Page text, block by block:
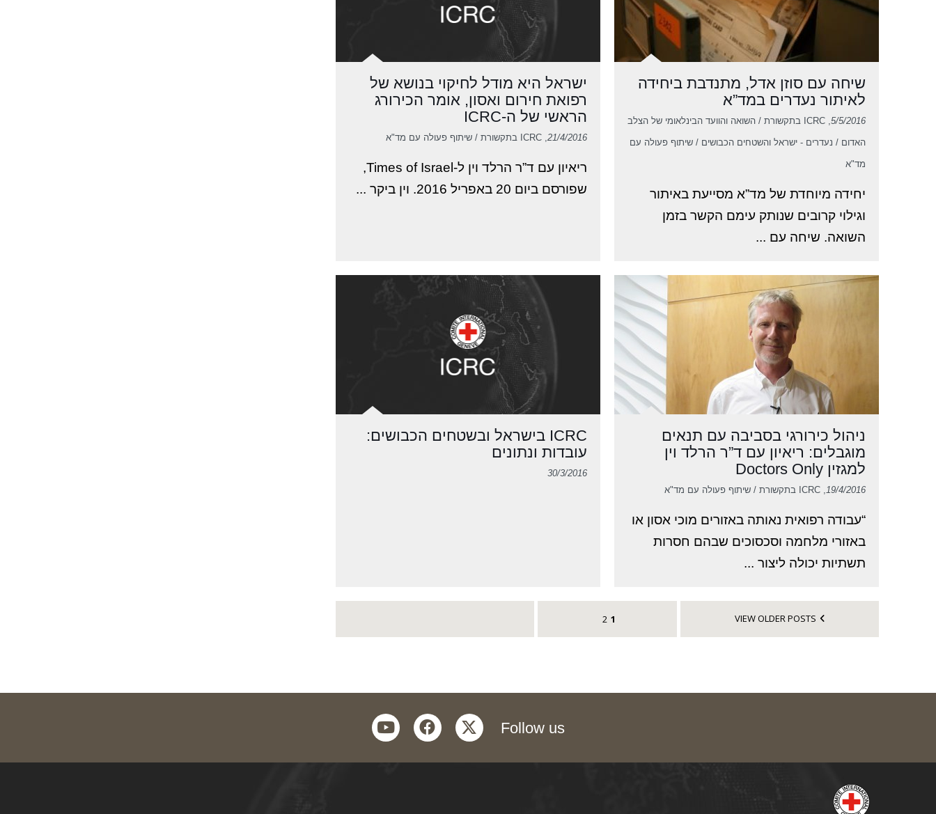
שיחה עם סוזן אדל, מתנדבת ביחידה
לאיתור נעדרים במד”א
5/5/2016 , ICRC בתקשורת / השואה והוועד הבינלאומי של הצלב
האדום / נעדרים - ישראל והשטחים הכבושים / שיתוף פעולה עם
מד"א
יחידה מיוחדת של מד”א מסייעת באיתור
וגילוי קרובים שנותק עימם הקשר בזמן
השואה. שיחה עם ...
ישראל היא מודל לחיקוי בנושא של
רפואת חירום ואסון, אומר הכירורג
הראשי של ה-ICRC
21/4/2016, ICRC בתקשורת / שיתוף פעולה עם מד"א
ריאיון עם ד”ר הרלד וין ל-Times of Israel,
שפורסם ביום 20 באפריל 2016. וין ביקר ...
ניהול כירורגי בסביבה עם תנאים
מוגבלים: ריאיון עם ד”ר הרלד וין
למגזין Doctors Only
19/4/2016, ICRC בתקשורת / שיתוף פעולה עם מד"א
“עבודה רפואית נאותה באזורים מוכי אסון או
באזורי מלחמה וסכסוכים שבהם חסרות
תשתיות יכולה ליצור ...
ICRC בישראל ובשטחים הכבושים:
עובדות ונתונים
30/3/2016
VIEW OLDER POSTS
1
2
Follow us
twitter
facebook
youtube